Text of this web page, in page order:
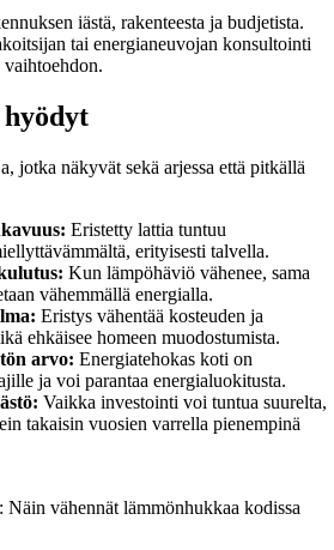
iästä, rakenteesta ja budjetista.
tai energianeuvojan konsultointi
vaihtoehdon.
jotka näkyvät sekä arjessa että pitkällä
Eristetty lattia tuntuu
erityisesti talvella.
Kun lämpöhäviö vähenee, sama
vähemmällä energialla.
Eristys vähentää kosteuden ja
ehkäisee homeen muodostumista.
arvo: Energiatehokas koti on
ja voi parantaa energialuokitusta.
Vaikka investointi voi tuntua suurelta,
takaisin vuosien varrella pienempinä
Näin vähennät lämmönhukkaa kodissa